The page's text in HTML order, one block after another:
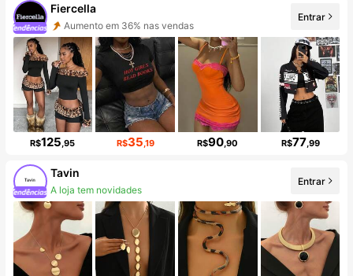
Fiercella
Aumento em 36% nas vendas
Aumento de seguidores em 101%
Entrar
R$125,95 R$35,19 R$90,90 R$77,99
Tavin
A loja tem novidades
Aumento de seguidores em 509%
Entrar